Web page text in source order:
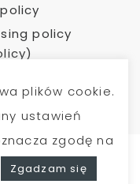
policy
RIGHTS
plików cookie.
ustawień
zgodę na
Zgadzam się